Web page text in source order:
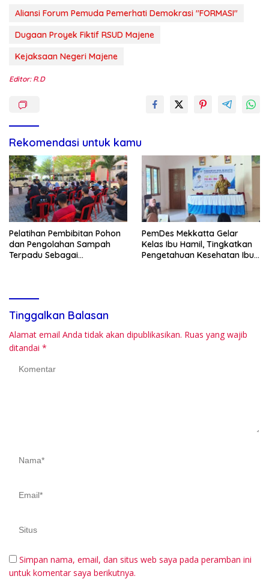
Aliansi Forum Pemuda Pemerhati Demokrasi "FORMASI"
Dugaan Proyek Fiktif RSUD Majene
Kejaksaan Negeri Majene
Editor: R.D
Rekomendasi untuk kamu
Pelatihan Pembibitan Pohon
dan Pengolahan Sampah
Terpadu Sebagai
PemDes Mekkatta Gelar
Kelas Ibu Hamil, Tingkatkan
Pengetahuan Kesehatan Ibu
Tinggalkan Balasan
Alamat email Anda tidak akan dipublikasikan. Ruas yang wajib
ditandai *
Simpan nama, email, dan situs web saya pada peramban ini
untuk komentar saya berikutnya.